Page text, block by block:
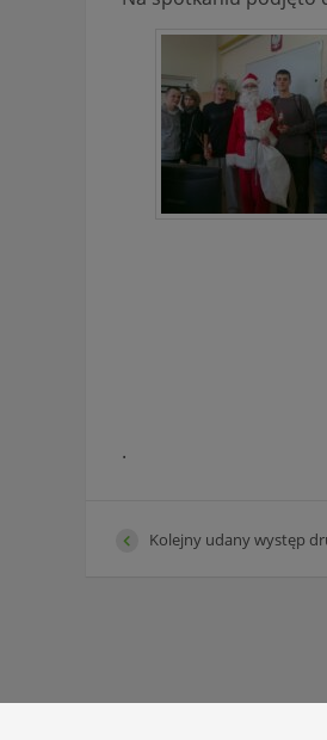
.
Kolejny udany występ